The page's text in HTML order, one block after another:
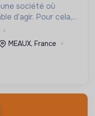
société où
d’agir. Pour cela,
des lieux
à tous.
MEAUX, France